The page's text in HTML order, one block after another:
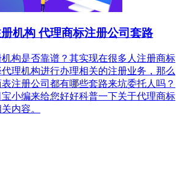
机构 代理商标注册公司套路
构是否靠谱？其实现在很多人注册商标
理机构进行办理相关的注册业务，那么
注册公司都有哪些套路来坑委托人吗？
小编来给您好好科普一下关于代理商标
内容。